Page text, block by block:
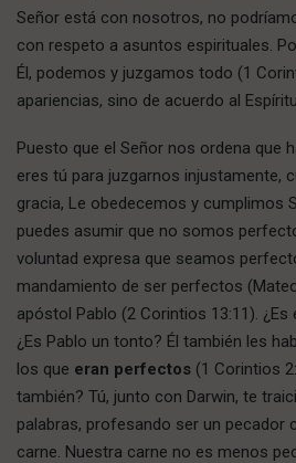
Señor está con nosotros, no
con respeto a asuntos espirituales.
Él, podemos y juzgamos todo (1
apariencias, sino de acuerdo al
Puesto que el Señor nos ordena que
eres tú para juzgarnos injustamente,
gracia, Le obedecemos y cumplimos
puedes asumir que no somos
voluntad expresa que seamos
mandamiento de ser perfectos
apóstol Pablo (2 Corintios 13:11).
¿Es Pablo un tonto? Él también les
los que eran perfectos (1 Corintios
también? Tú, junto con Darwin, te
palabras, profesando ser un pecador
carne. Nuestra carne no es menos